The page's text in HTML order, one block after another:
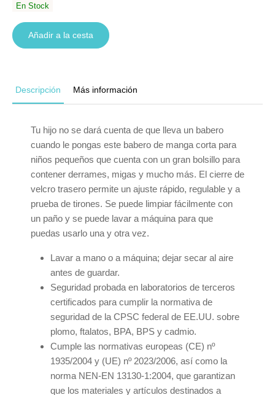
En Stock
Añadir a la cesta
Descripción Más información
Tu hijo no se dará cuenta de que lleva un babero
cuando le pongas este babero de manga corta para
niños pequeños que cuenta con un gran bolsillo para
contener derrames, migas y mucho más. El cierre de
velcro trasero permite un ajuste rápido, regulable y a
prueba de tirones. Se puede limpiar fácilmente con
un paño y se puede lavar a máquina para que
puedas usarlo una y otra vez.
Lavar a mano o a máquina; dejar secar al aire
antes de guardar.
Seguridad probada en laboratorios de terceros
certificados para cumplir la normativa de
seguridad de la CPSC federal de EE.UU. sobre
plomo, ftalatos, BPA, BPS y cadmio.
Cumple las normativas europeas (CE) nº
1935/2004 y (UE) nº 2023/2006, así como la
norma NEN-EN 13130-1:2004, que garantizan
que los materiales y artículos destinados a